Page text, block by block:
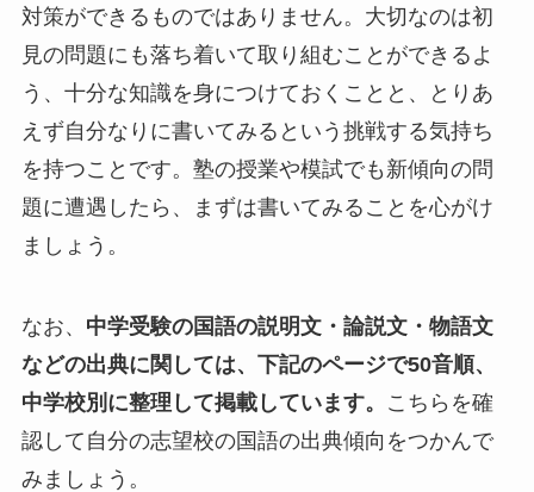
対策ができるものではありません。大切なのは初
見の問題にも落ち着いて取り組むことができるよ
う、十分な知識を身につけておくことと、とりあ
えず自分なりに書いてみるという挑戦する気持ち
を持つことです。塾の授業や模試でも新傾向の問
題に遭遇したら、まずは書いてみることを心がけ
ましょう。
なお、 中学受験の国語の説明文・論説文・物語文
などの出典に関しては、下記のページで50音順、
中学校別に整理して掲載しています。
こちらを確
認して自分の志望校の国語の出典傾向をつかんで
みましょう。